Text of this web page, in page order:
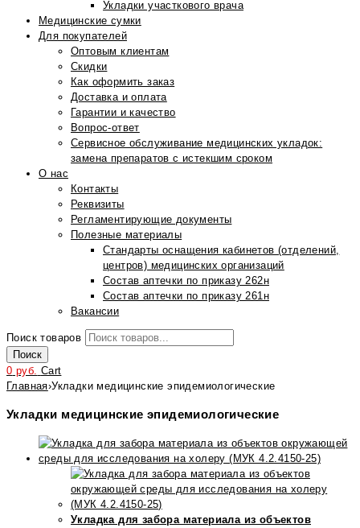
Укладки участкового врача
Медицинские сумки
Для покупателей
Оптовым клиентам
Скидки
Как оформить заказ
Доставка и оплата
Гарантии и качество
Вопрос-ответ
Сервисное обслуживание медицинских укладок:
замена препаратов с истекшим сроком
О нас
Контакты
Реквизиты
Регламентирующие документы
Полезные материалы
Стандарты оснащения кабинетов (отделений,
центров) медицинских организаций
Состав аптечки по приказу 262н
Состав аптечки по приказу 261н
Вакансии
Поиск товаров
Поиск
0 руб. Cart
Главная›Укладки медицинские эпидемиологические
Укладки медицинские эпидемиологические
Укладка для забора материала из объектов